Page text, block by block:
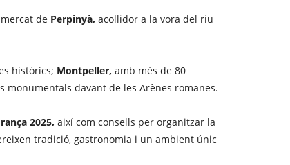
de Perpinyà, acollidor a la vora del riu
històrics; Montpeller, amb més de 80
monumentals davant de les Arènes romanes.
2025, així com consells per organitzar la
tradició, gastronomia i un ambient únic